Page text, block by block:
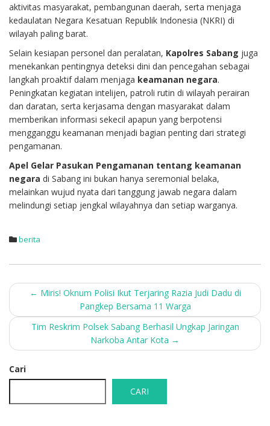
aktivitas masyarakat, pembangunan daerah, serta menjaga
kedaulatan Negara Kesatuan Republik Indonesia (NKRI) di
wilayah paling barat.
Selain kesiapan personel dan peralatan, Kapolres Sabang juga
menekankan pentingnya deteksi dini dan pencegahan sebagai
langkah proaktif dalam menjaga keamanan negara.
Peningkatan kegiatan intelijen, patroli rutin di wilayah perairan
dan daratan, serta kerjasama dengan masyarakat dalam
memberikan informasi sekecil apapun yang berpotensi
mengganggu keamanan menjadi bagian penting dari strategi
pengamanan.
Apel Gelar Pasukan Pengamanan tentang keamanan
negara di Sabang ini bukan hanya seremonial belaka,
melainkan wujud nyata dari tanggung jawab negara dalam
melindungi setiap jengkal wilayahnya dan setiap warganya.
berita
Post
navigation
← Miris! Oknum Polisi Ikut Terjaring Razia Judi Dadu di
Pangkep Bersama 11 Warga
Tim Reskrim Polsek Sabang Berhasil Ungkap Jaringan
Narkoba Antar Kota →
Cari
CARI